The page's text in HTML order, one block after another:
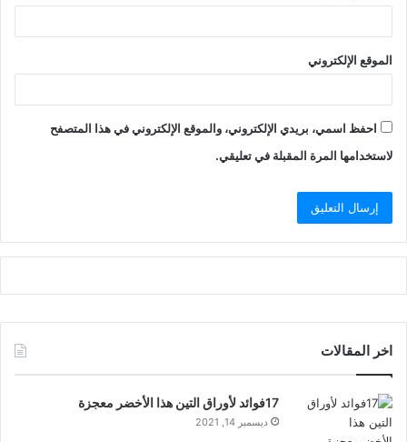
الموقع الإلكتروني
احفظ اسمي، بريدي الإلكتروني، والموقع الإلكتروني في هذا المتصفح
لاستخدامها المرة المقبلة في تعليقي.
اخر المقالات
17فوائد لأوراق التين هذا الأخضر معجزة
ديسمبر 14, 2021